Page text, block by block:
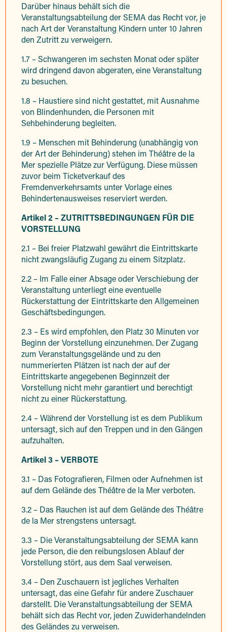
Darüber hinaus behält sich die
Veranstaltungsabteilung der SEMA das Recht vor, je
nach Art der Veranstaltung Kindern unter 10 Jahren
den Zutritt zu verweigern.
1.7 – Schwangeren im sechsten Monat oder später
wird dringend davon abgeraten, eine Veranstaltung
zu besuchen.
1.8 – Haustiere sind nicht gestattet, mit Ausnahme
von Blindenhunden, die Personen mit
Sehbehinderung begleiten.
1.9 – Menschen mit Behinderung (unabhängig von
der Art der Behinderung) stehen im Théâtre de la
Mer spezielle Plätze zur Verfügung. Diese müssen
zuvor beim Ticketverkauf des
Fremdenverkehrsamts unter Vorlage eines
Behindertenausweises reserviert werden.
Artikel 2 – ZUTRITTSBEDINGUNGEN FÜR DIE
VORSTELLUNG
2.1 – Bei freier Platzwahl gewährt die Eintrittskarte
nicht zwangsläufig Zugang zu einem Sitzplatz.
2.2 – Im Falle einer Absage oder Verschiebung der
Veranstaltung unterliegt eine eventuelle
Rückerstattung der Eintrittskarte den Allgemeinen
Geschäftsbedingungen.
2.3 – Es wird empfohlen, den Platz 30 Minuten vor
Beginn der Vorstellung einzunehmen. Der Zugang
zum Veranstaltungsgelände und zu den
nummerierten Plätzen ist nach der auf der
Eintrittskarte angegebenen Beginnzeit der
Vorstellung nicht mehr garantiert und berechtigt
nicht zu einer Rückerstattung.
2.4 – Während der Vorstellung ist es dem Publikum
untersagt, sich auf den Treppen und in den Gängen
aufzuhalten.
Artikel 3 – VERBOTE
3.1 – Das Fotografieren, Filmen oder Aufnehmen ist
auf dem Gelände des Théâtre de la Mer verboten.
3.2 – Das Rauchen ist auf dem Gelände des Théâtre
de la Mer strengstens untersagt.
3.3 – Die Veranstaltungsabteilung der SEMA kann
jede Person, die den reibungslosen Ablauf der
Vorstellung stört, aus dem Saal verweisen.
3.4 – Den Zuschauern ist jegliches Verhalten
untersagt, das eine Gefahr für andere Zuschauer
darstellt. Die Veranstaltungsabteilung der SEMA
behält sich das Recht vor, jeden Zuwiderhandelnden
des Geländes zu verweisen.